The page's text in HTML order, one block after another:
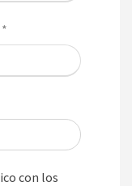
*
con los